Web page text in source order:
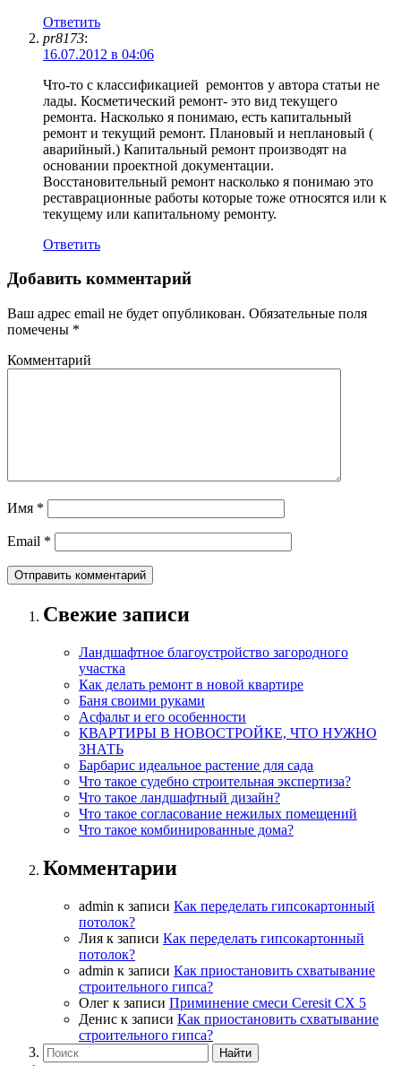
Ответить
pr8173:
16.07.2012 в 04:06
Что-то с классификацией ремонтов у автора статьи не
лады. Косметический ремонт- это вид текущего
ремонта. Насколько я понимаю, есть капитальный
ремонт и текущий ремонт. Плановый и неплановый (
аварийный.) Капитальный ремонт производят на
основании проектной документации.
Восстановительный ремонт насколько я понимаю это
реставрационные работы которые тоже относятся или к
текущему или капитальному ремонту.
Ответить
Добавить комментарий
Ваш адрес email не будет опубликован. Обязательные поля
помечены *
Комментарий
Имя *
Email *
Свежие записи
Ландшафтное благоустройство загородного
участка
Как делать ремонт в новой квартире
Баня своими руками
Асфальт и его особенности
КВАРТИРЫ В НОВОСТРОЙКЕ, ЧТО НУЖНО
ЗНАТЬ
Барбарис идеальное растение для сада
Что такое судебно строительная экспертиза?
Что такое ландшафтный дизайн?
Что такое согласование нежилых помещений
Что такое комбинированные дома?
Комментарии
admin к записи Как переделать гипсокартонный
потолок?
Лия к записи Как переделать гипсокартонный
потолок?
admin к записи Как приостановить схватывание
строительного гипса?
Олег к записи Приминение смеси Ceresit СХ 5
Денис к записи Как приостановить схватывание
строительного гипса?